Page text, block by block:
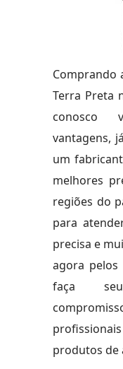
Comprando
Terra Preta
conosco
vantagens,
um
melhores
regiões do
para
precisa e
agora pelos
faça
produtos de